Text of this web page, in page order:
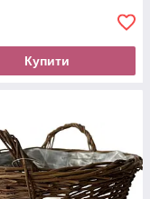
Купити